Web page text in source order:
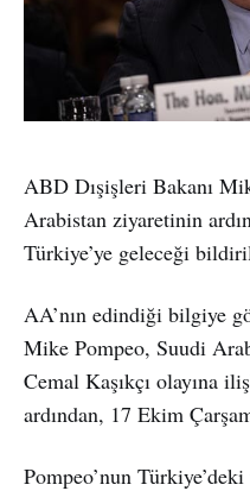
ABD Dışişleri Bakanı
Arabistan ziyaretinin
Türkiye’ye geleceği
AA’nın edindiği bilgiye
Mike Pompeo, Suudi
Cemal Kaşıkçı olayına
ardından, 17 Ekim
Pompeo’nun